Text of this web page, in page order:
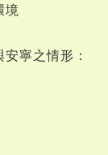
境
寧之情形：